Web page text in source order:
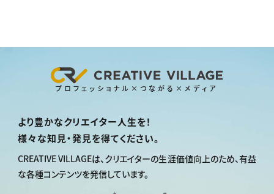
プロフェッショナル×つながる×メディア
より豊かなクリエイター人生を！
様々な知見・発見を得てください。
CREATIVE VILLAGEは、 クリエイターの生涯価値向上のため、有益
な各種コンテンツを発信しています。